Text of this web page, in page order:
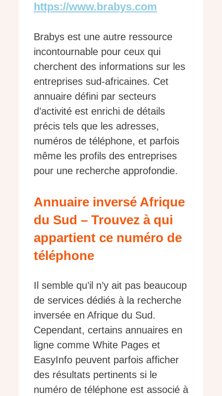
https://www.brabys.com
Brabys est une autre ressource
incontournable pour ceux qui
cherchent des informations sur les
entreprises sud-africaines. Cet
annuaire défini par secteurs
d’activité est enrichi de détails
précis tels que les adresses,
numéros de téléphone, et parfois
même les profils des entreprises
pour une recherche approfondie.
Annuaire inversé Afrique
du Sud – Trouvez à qui
appartient ce numéro de
téléphone
Il semble qu’il n’y ait pas beaucoup
de services dédiés à la recherche
inversée en Afrique du Sud.
Cependant, certains annuaires en
ligne comme White Pages et
EasyInfo peuvent parfois afficher
des résultats pertinents si le
numéro de téléphone est associé à